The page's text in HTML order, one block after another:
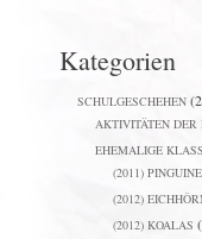
Kategorien
SCHULGESCHEHEN
AKTIVITÄTEN DER
EHEMALIGE
(2011) PINGUINE
(2012)
(2012) KOALAS